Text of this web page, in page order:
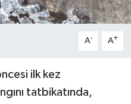
A- A+
ilk kez
tatbikatında,